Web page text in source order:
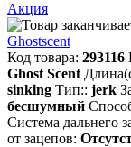
Акция
Ghostscent
Код товара: 293116
Ghost Scent
sinking Тип:: jerk
бесшумный
Система дальнего
от зацепов: